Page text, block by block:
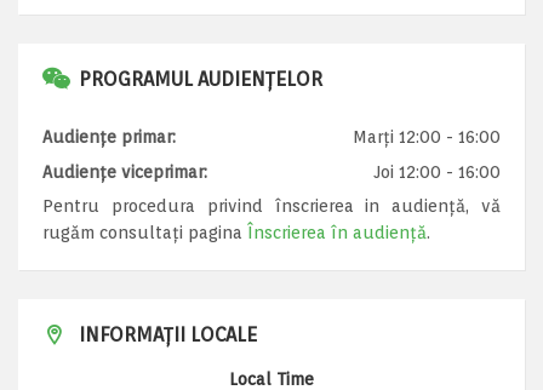
PROGRAMUL AUDIENȚELOR
Audiențe primar:
Marți 12:00 - 16:00
Audiențe viceprimar:
Joi 12:00 - 16:00
Pentru procedura privind înscrierea in audiență, vă
rugăm consultați pagina Înscrierea în audiență.
INFORMAȚII LOCALE
Local Time